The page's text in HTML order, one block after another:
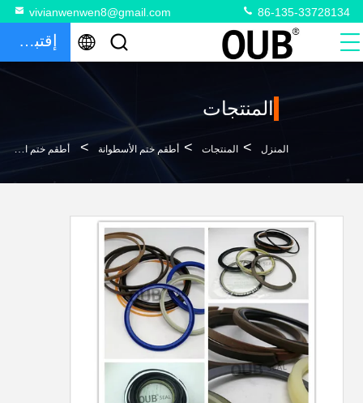
vivianwenwen8@gmail.com 86-135-33728134
إقتباس
المنتجات
المنزل > المنتجات > أطقم ختم الأسطوانة > أطقم ختم الأسطوانة ذراع بوم دلو ختم أطقم حفارة أجزاء ختم أطقم كاتربيلر CTC-2366368 CTC-2521191